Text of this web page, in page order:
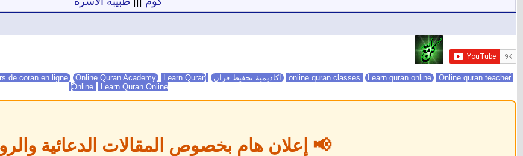
Learn quran online Online quran teacher اكاديمية تحفيظ قران de coran en ligne Online Quran Academy
Learn Quran
Online
Learn Quran Online
📢 إعلان هام بخصوص المقالات الدعائية